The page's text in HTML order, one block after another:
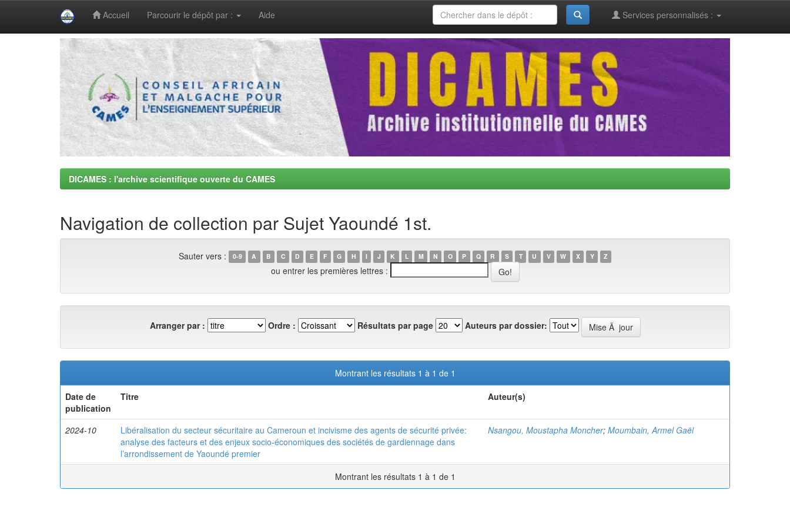
Accueil Parcourir le dépôt par : Aide Services personnalisés :
DICAMES : l'archive scientifique ouverte du CAMES
Navigation de collection par Sujet Yaoundé 1st.
Sauter vers : 0-9 A B C D E F G H I J K L M N O P Q R S T U V W X Y Z
ou entrer les premières lettres :
Arranger par : Ordre : Résultats par page Auteurs par dossier:
Montrant les résultats 1 à 1 de 1
Date de
publication
Titre Auteur(s)
2024-10
Libéralisation du secteur sécuritaire au Cameroun et incivisme des agents de sécurité privée:
analyse des facteurs et des enjeux socio-économiques des sociétés de gardiennage dans
l’arrondissement de Yaoundé premier
Nsangou, Moustapha Moncher; Moumbain, Armel Gaël
Montrant les résultats 1 à 1 de 1